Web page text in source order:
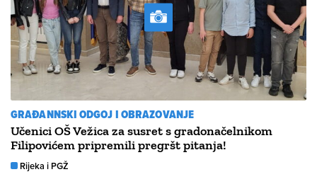
GRAĐANNSKI ODGOJ I OBRAZOVANJE
Učenici OŠ Vežica za susret s gradonačelnikom
Filipovićem pripremili pregršt pitanja!
Rijeka i PGŽ